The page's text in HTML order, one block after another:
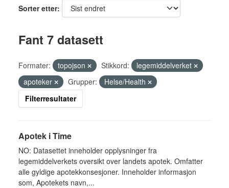
Sorter etter
Fant 7 datasett
Formater: topojson Stikkord:
legemiddelverket
apoteker
Grupper:
Helse/Health
Filterresultater
Apotek i Time
NO: Datasettet inneholder opplysninger fra
legemiddelverkets oversikt over landets apotek. Omfatter
alle gyldige apotekkonsesjoner. Inneholder informasjon
som, Apotekets navn,...